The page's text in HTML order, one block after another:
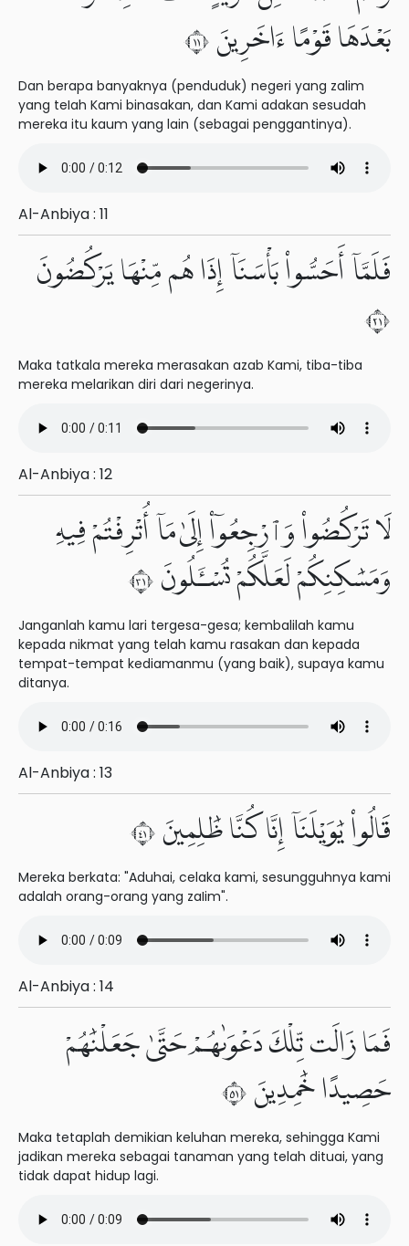
بَعْدَهَا قَوْمًا ءَاخَرِينَ ١١
Dan berapa banyaknya (penduduk) negeri yang zalim
yang teIah Kami binasakan, dan Kami adakan sesudah
mereka itu kaum yang lain (sebagai penggantinya).
Al-Anbiya : 11
فَلَمَّآ أَحَسُّوا۟ بَأْسَنَآ إِذَا هُم مِّنْهَا يَرْكُضُونَ
١٢
Maka tatkala mereka merasakan azab Kami, tiba-tiba
mereka melarikan diri dari negerinya.
Al-Anbiya : 12
لَا تَرْكُضُوا۟ وَٱرْجِعُوٓا۟ إِلَىٰ مَآ أُتْرِفْتُمْ فِيهِ
وَمَسَٰكِنِكُمْ لَعَلَّكُمْ تُسْـَٔلُونَ ١٣
Janganlah kamu lari tergesa-gesa; kembalilah kamu
kepada nikmat yang telah kamu rasakan dan kepada
tempat-tempat kediamanmu (yang baik), supaya kamu
ditanya.
Al-Anbiya : 13
قَالُوا۟ يَٰوَيْلَنَآ إِنَّا كُنَّا ظَٰلِمِينَ ١٤
Mereka berkata: "Aduhai, celaka kami, sesungguhnya kami
adalah orang-orang yang zaIim".
Al-Anbiya : 14
فَمَا زَالَت تِّلْكَ دَعْوَىٰهُمْ حَتَّىٰ جَعَلْنَٰهُمْ
حَصِيدًا خَٰمِدِينَ ١٥
Maka tetaplah demikian keluhan mereka, sehingga Kami
jadikan mereka sebagai tanaman yang telah dituai, yang
tidak dapat hidup lagi.